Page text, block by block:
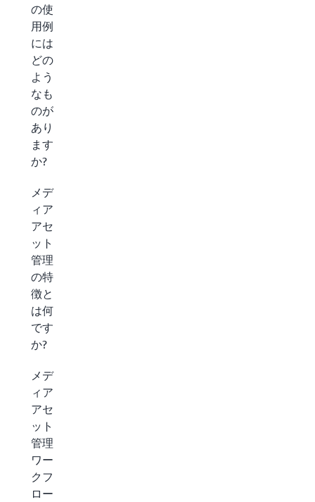
の使
用例
には
どの
よう
なも
のが
あり
ます
か?
メデ
ィア
アセ
ット
管理
の特
徴と
は何
です
か?
メデ
ィア
アセ
ット
管理
ワー
クフ
ロー